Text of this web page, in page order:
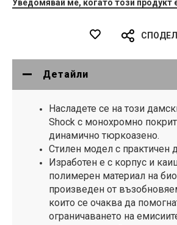
Уведомявай ме, когато този продукт
Детайли
Насладете се на този
Shock с монохромно
динамично тюркоазено.
Стилен модел с практичен
Изработен е с корпус и
полимерен материал на
произведен от
които се очаква да
ограничаването на